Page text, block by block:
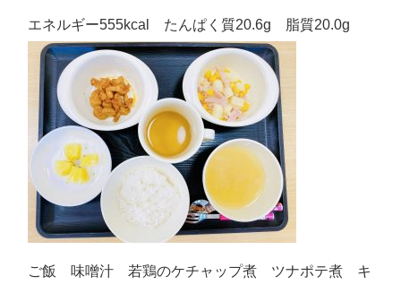
エネルギー555kcal たんぱく質20.6g 脂質20.0g
ご飯 味噌汁 若鶏のケチャップ煮 ツナポテ煮 キ